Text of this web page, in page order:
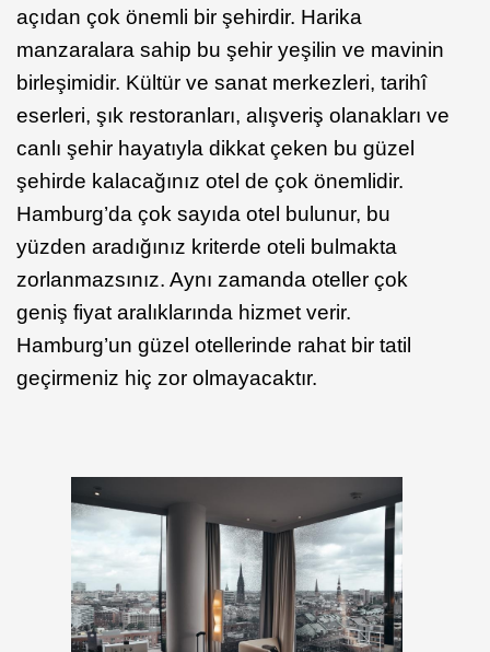
açıdan çok önemli bir şehirdir. Harika
manzaralara sahip bu şehir yeşilin ve mavinin
birleşimidir. Kültür ve sanat merkezleri, tarihî
eserleri, şık restoranları, alışveriş olanakları ve
canlı şehir hayatıyla dikkat çeken bu güzel
şehirde kalacağınız otel de çok önemlidir.
Hamburg’da çok sayıda otel bulunur, bu
yüzden aradığınız kriterde oteli bulmakta
zorlanmazsınız. Aynı zamanda oteller çok
geniş fiyat aralıklarında hizmet verir.
Hamburg’un güzel otellerinde rahat bir tatil
geçirmeniz hiç zor olmayacaktır.